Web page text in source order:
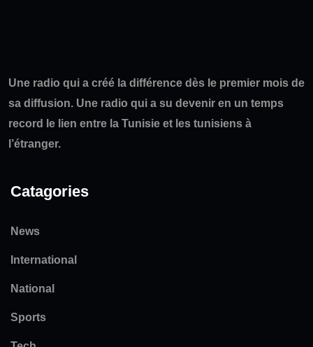
Une radio qui a créé la différence dès le premier mois de
sa diffusion. Une radio qui a su devenir en un temps
record le lien entre la Tunisie et les tunisiens à
l’étranger.
Catagories
News
International
National
Sports